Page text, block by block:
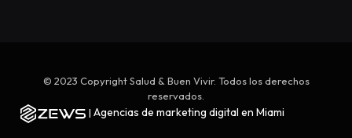
© 2023 Copyright Salud & Buen Vivir. Todos los derechos
reservados.
| Agencias de marketing digital en Miami